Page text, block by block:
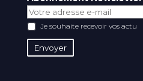
Je souhaite recevoir vos actu